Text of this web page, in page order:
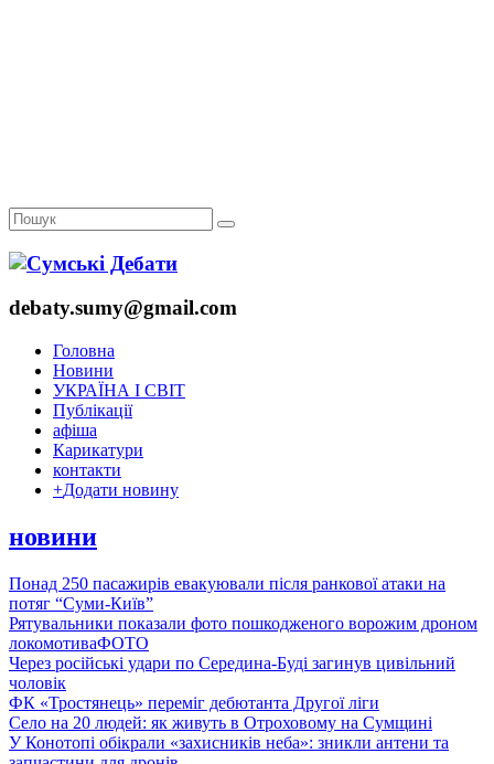
debaty.sumy@gmail.com
Головна
Новини
УКРАЇНА І СВІТ
Публікації
афіша
Карикатури
контакти
+Додати новину
новини
Понад 250 пасажирів евакуювали після ранкової атаки на
потяг “Суми-Київ”
Рятувальники показали фото пошкодженого ворожим дроном
локомотиваФОТО
Через російські удари по Середина-Буді загинув цивільний
чоловік
ФК «Тростянець» переміг дебютанта Другої ліги
Село на 20 людей: як живуть в Отроховому на Сумщині
У Конотопі обікрали «захисників неба»: зникли антени та